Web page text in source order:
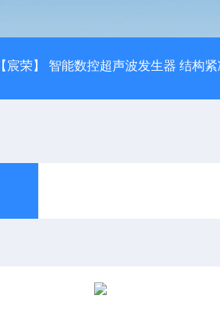
【宸荣】 智能数控超声波发生器 结构